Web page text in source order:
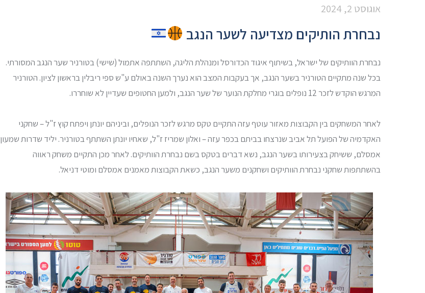
אוגוסט 2, 2024
נבחרת הותיקים מצדיעה לשער הנגב
נבחרת הוותיקים של ישראל, בשיתוף איגוד הכדורסל ומנהלת הליגה, השתתפה אתמול (שישי) בטורניר שער הנגב המסורתי.
בכל שנה מתקיים הטורניר בשער הנגב, אך בעקבות המצב הוא נערך השנה באולם ע"ש ספי ריבלין בראשון לציון. הטורניר
המרגש הוקדש לזכר 12 נופלים בוגרי מחלקת הנוער של שער הנגב, ולמען החטופים שעדיין לא שוחררו.
לאחר המשחקים בין הקבוצות מאזור עוטף עזה התקיים טקס מרגש לזכר הנופלים, וביניהם יונתן ויפתח קוץ ז"ל – שחקני
האקדמיה של הפועל תל אביב שנרצחו בביתם בכפר עזה – ואלון שמריז ז"ל, שאחיו יונתן השתתף בטורניר. יליד שדרות שמעון
אמסלם, ששיחק בצעירותו בשער הנגב, נשא דברים בטקס בשם נבחרת הוותיקים. לאחר מכן התקיים משחק ראווה
בהשתתפות שחקני נבחרת הוותיקים ושחקנים משער הנגב, כשאת הקבוצות מאמנים אמסלם ומוטי דניאל.